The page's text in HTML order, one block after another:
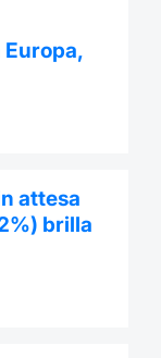
attesa
brilla